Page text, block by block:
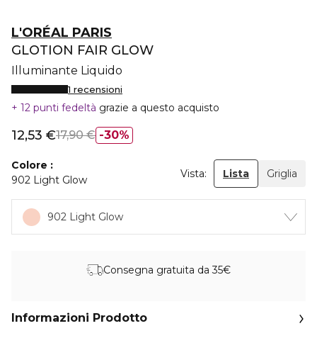
L'ORÉAL PARIS
GLOTION FAIR GLOW
Illuminante Liquido
1 recensioni
12 punti fedeltà grazie a questo acquisto
30%
12,53 €17,90 €
Colore
902 Light Glow
Vista: Lista Griglia
902 Light Glow
Consegna gratuita da 35€
Informazioni Prodotto